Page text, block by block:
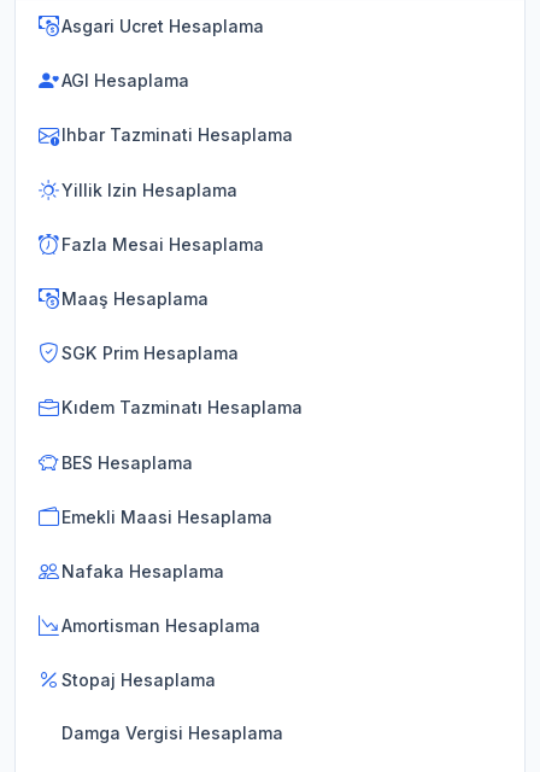
Asgari Ucret Hesaplama
AGI Hesaplama
Ihbar Tazminati Hesaplama
Yillik Izin Hesaplama
Fazla Mesai Hesaplama
Maaş Hesaplama
SGK Prim Hesaplama
Kıdem Tazminatı Hesaplama
BES Hesaplama
Emekli Maasi Hesaplama
Nafaka Hesaplama
Amortisman Hesaplama
Stopaj Hesaplama
Damga Vergisi Hesaplama